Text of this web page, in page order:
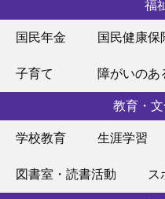
福
国民年金 国民健康保
子育て 障がいのあ
教育・
学校教育 生涯学習
図書室・読書活動 ス